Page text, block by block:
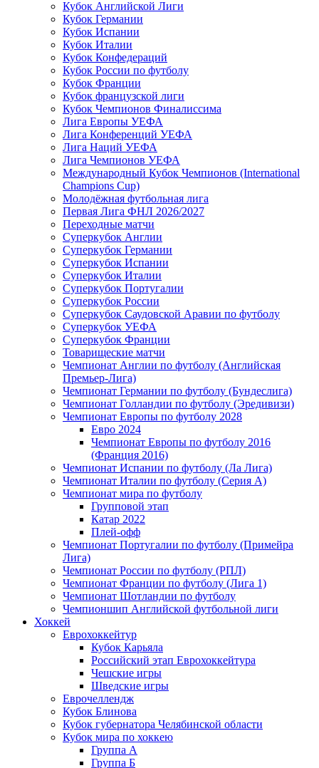
Кубок Английской Лиги
Кубок Германии
Кубок Испании
Кубок Италии
Кубок Конфедераций
Кубок России по футболу
Кубок Франции
Кубок французской лиги
Кубок Чемпионов Финалиссима
Лига Европы УЕФА
Лига Конференций УЕФА
Лига Наций УЕФА
Лига Чемпионов УЕФА
Международный Кубок Чемпионов (International
Champions Cup)
Молодёжная футбольная лига
Первая Лига ФНЛ 2026/2027
Переходные матчи
Суперкубок Англии
Суперкубок Германии
Суперкубок Испании
Суперкубок Италии
Суперкубок Португалии
Суперкубок России
Суперкубок Саудовской Аравии по футболу
Суперкубок УЕФА
Суперкубок Франции
Товарищеские матчи
Чемпионат Англии по футболу (Английская
Премьер-Лига)
Чемпионат Германии по футболу (Бундеслига)
Чемпионат Голландии по футболу (Эредивизи)
Чемпионат Европы по футболу 2028
Евро 2024
Чемпионат Европы по футболу 2016
(Франция 2016)
Чемпионат Испании по футболу (Ла Лига)
Чемпионат Италии по футболу (Серия А)
Чемпионат мира по футболу
Групповой этап
Катар 2022
Плей-офф
Чемпионат Португалии по футболу (Примейра
Лига)
Чемпионат России по футболу (РПЛ)
Чемпионат Франции по футболу (Лига 1)
Чемпионат Шотландии по футболу
Чемпионшип Английской футбольной лиги
Хоккей
Еврохоккейтур
Кубок Карьяла
Российский этап Еврохоккейтура
Чешские игры
Шведские игры
Еврочеллендж
Кубок Блинова
Кубок губернатора Челябинской области
Кубок мира по хоккею
Группа А
Группа Б